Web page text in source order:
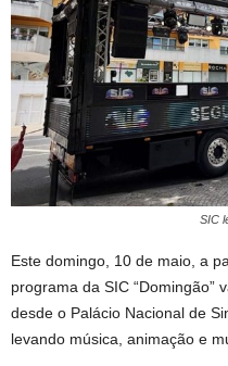
SIC
Este domingo, 10 de maio, a
programa da SIC “Domingão”
desde o Palácio Nacional de
levando música, animação e